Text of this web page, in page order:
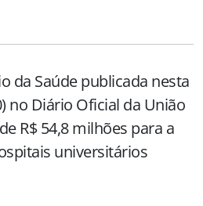
da Saúde publicada nesta
no Diário Oficial da União
R$ 54,8 milhões para a
universitários